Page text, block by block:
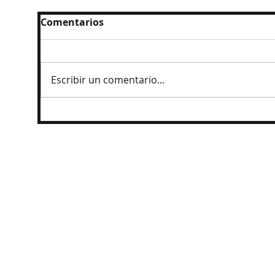
Comentarios
Escribir un comentario...